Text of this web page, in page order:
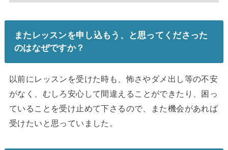
またレッスンを申し込もう、
と思ってくださった
のはなぜですか？
以前にレッスンを受けた時も、怖さやダメ出し等の不安
がなく、 むしろ安心して間違えることができたり、 困っ
ていることを受け止めて下さるので、
また機会があれば
受けたいと思っていました。